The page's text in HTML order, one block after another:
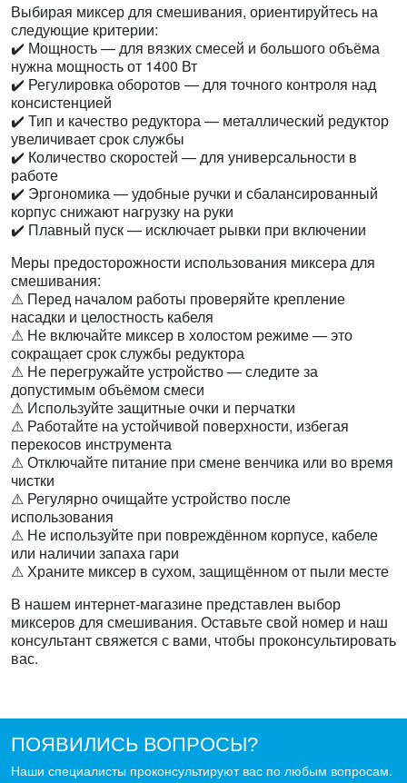
Выбирая миксер для смешивания, ориентируйтесь на
следующие критерии:
✔️ Мощность — для вязких смесей и большого объёма
нужна мощность от 1400 Вт
✔️ Регулировка оборотов — для точного контроля над
консистенцией
✔️ Тип и качество редуктора — металлический редуктор
увеличивает срок службы
✔️ Количество скоростей — для универсальности в
работе
✔️ Эргономика — удобные ручки и сбалансированный
корпус снижают нагрузку на руки
✔️ Плавный пуск — исключает рывки при включении
Меры предосторожности использования миксера для
смешивания:
⚠ Перед началом работы проверяйте крепление
насадки и целостность кабеля
⚠ Не включайте миксер в холостом режиме — это
сокращает срок службы редуктора
⚠ Не перегружайте устройство — следите за
допустимым объёмом смеси
⚠ Используйте защитные очки и перчатки
⚠ Работайте на устойчивой поверхности, избегая
перекосов инструмента
⚠ Отключайте питание при смене венчика или во время
чистки
⚠ Регулярно очищайте устройство после
использования
⚠ Не используйте при повреждённом корпусе, кабеле
или наличии запаха гари
⚠ Храните миксер в сухом, защищённом от пыли месте
В нашем интернет-магазине представлен выбор
миксеров для смешивания. Оставьте свой номер и наш
консультант свяжется с вами, чтобы проконсультировать
вас.
ПОЯВИЛИСЬ ВОПРОСЫ?
Наши специалисты проконсультируют вас по любым вопросам.